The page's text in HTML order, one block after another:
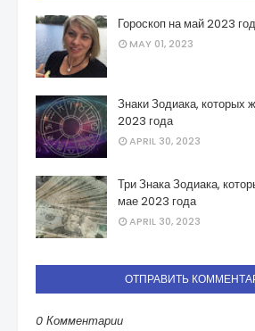
Гороскоп на май 2023
MAY 01, 2023
Знаки Зодиака, которых
2023 года
APRIL 30, 2023
Три Знака Зодиака,
мае 2023 года
APRIL 30, 2023
ОТПРАВИТЬ
0 Комментарии